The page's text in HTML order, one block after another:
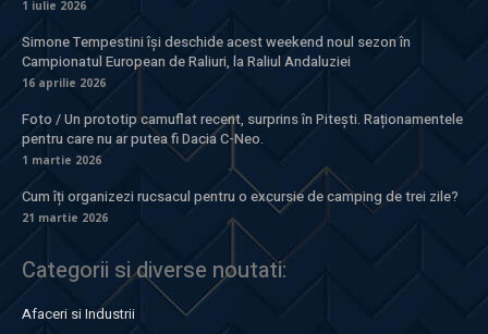
1 iulie 2026
Simone Tempestini își deschide acest weekend noul sezon în
Campionatul European de Raliuri, la Raliul Andaluziei
16 aprilie 2026
Foto / Un prototip camuflat recent, surprins în Pitești. Raționamentele
pentru care nu ar putea fi Dacia C-Neo.
1 martie 2026
Cum îți organizezi rucsacul pentru o excursie de camping de trei zile?
21 martie 2026
Categorii si diverse noutati:
Afaceri si Industrii